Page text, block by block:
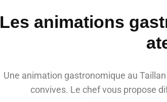
Les animations
Une animation gastronomique au
convives. Le chef vous propose